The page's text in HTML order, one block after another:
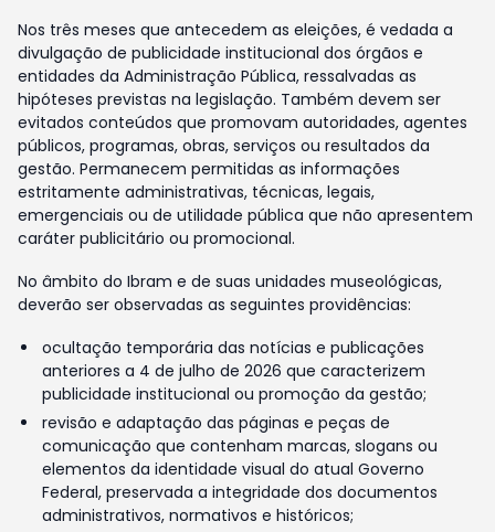
Nos três meses que antecedem as eleições, é vedada a
divulgação de publicidade institucional dos órgãos e
entidades da Administração Pública, ressalvadas as
hipóteses previstas na legislação. Também devem ser
evitados conteúdos que promovam autoridades, agentes
públicos, programas, obras, serviços ou resultados da
gestão. Permanecem permitidas as informações
estritamente administrativas, técnicas, legais,
emergenciais ou de utilidade pública que não apresentem
caráter publicitário ou promocional.
No âmbito do Ibram e de suas unidades museológicas,
deverão ser observadas as seguintes providências:
ocultação temporária das notícias e publicações
anteriores a 4 de julho de 2026 que caracterizem
publicidade institucional ou promoção da gestão;
revisão e adaptação das páginas e peças de
comunicação que contenham marcas, slogans ou
elementos da identidade visual do atual Governo
Federal, preservada a integridade dos documentos
administrativos, normativos e históricos;